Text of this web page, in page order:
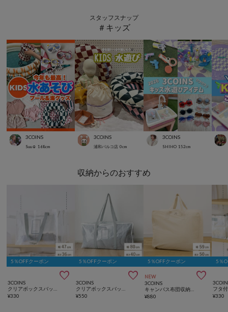
スタッフスナップ
＃キッズ
3COINS
Suu☺︎ 168cm
3COINS
浦和パルコ店 0cm
3COINS
SHIHO 152cm
収納からのおすすめ
5％OFFクーポン

3COINS
¥330
5％OFFクーポン

3COINS
¥550
5％OFFクーポン
NEW 
3COINS
キャンバス布団収納バッグ／キャンバス収納シリーズ
¥880
5％
¥330